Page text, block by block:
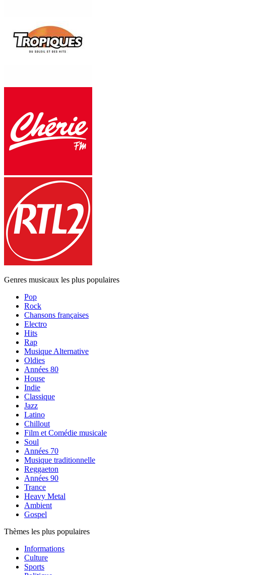
Genres musicaux les plus populaires
Pop
Rock
Chansons françaises
Electro
Hits
Rap
Musique Alternative
Oldies
Années 80
House
Indie
Classique
Jazz
Latino
Chillout
Film et Comédie musicale
Soul
Années 70
Musique traditionnelle
Reggaeton
Années 90
Trance
Heavy Metal
Ambient
Gospel
Thèmes les plus populaires
Informations
Culture
Sports